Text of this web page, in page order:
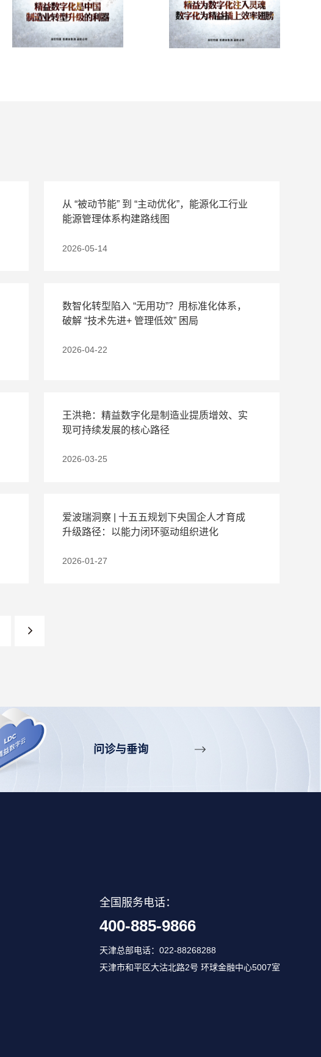
从 “被动节能” 到 “主动优化”，能源化工行业
能源管理体系构建路线图
2026-05-14
数智化转型陷入 “无用功”？用标准化体系，
破解 “技术先进+ 管理低效” 困局
2026-04-22
王洪艳：精益数字化是制造业提质增效、实
现可持续发展的核心路径
2026-03-25
爱波瑞洞察 | 十五五规划下央国企人才育成
升级路径：以能力闭环驱动组织进化
2026-01-27
问诊与垂询
全国服务电话：
400-885-9866
天津总部电话：022-88268288
天津市和平区大沽北路2号 环球金融中心5007室